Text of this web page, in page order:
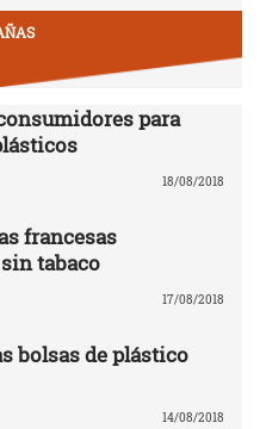
para
18/08/2018
francesas
tabaco
17/08/2018
bolsas de plástico
14/08/2018